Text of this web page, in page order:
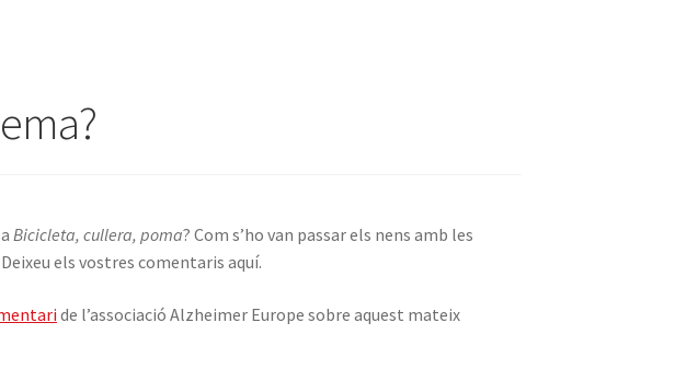
aBicicleta, cullera, poma? Com s’ho van passar els nens amb les
Deixeu els vostres comentaris aquí.
de l’associació Alzheimer Europe sobre aquest mateix